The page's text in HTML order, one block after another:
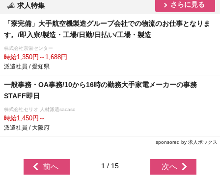
求人特集 さらに見る
「寮完備」大手航空機製造グループ会社での物流のお仕事となりま
す。/即入寮/製造・工場/日勤/日払い/工場・製造
株式会社京栄センター
時給1,350円～1,688円
派遣社員 / 愛知県
一般事務・OA事務/10から16時の勤務大手家電メーカーの事務
STAFF即日
株式会社セリオ 人材派遣sacaso
時給1,450円～
派遣社員 / 大阪府
sponsored by 求人ボックス
前へ 1 / 15 次へ